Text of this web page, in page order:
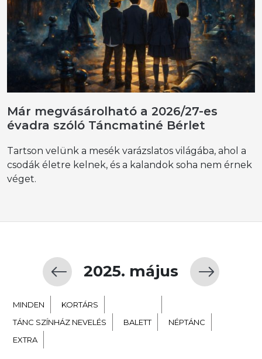
Már megvásárolható a 2026/27-es
évadra szóló Táncmatiné Bérlet
Tartson velünk a mesék varázslatos világába, ahol a
csodák életre kelnek, és a kalandok soha nem érnek
véget.
2025. május
MINDEN KORTÁRS
TÁNC SZÍNHÁZ NEVELÉS
BALETT
NÉPTÁNC
EXTRA